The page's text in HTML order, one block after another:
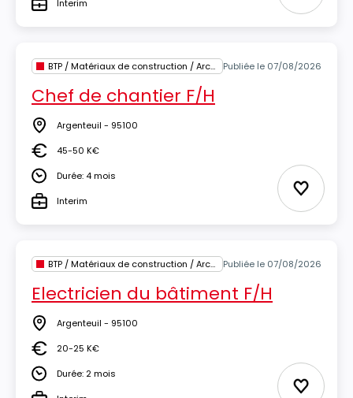
TypeInterim
BTP / Matériaux de construction / Architecture Publiée le 07/08/2026
Chef de chantier F/H
Lieu Argenteuil - 95100
Salaire45-50 K€
DuréeDurée: 4 mois
TypeInterim Ajouter
BTP / Matériaux de construction / Architecture Publiée le 07/08/2026
Electricien du bâtiment F/H
Lieu Argenteuil - 95100
Salaire20-25 K€
DuréeDurée: 2 mois
Ajouter